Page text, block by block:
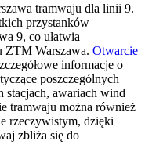
tramwaju dla linii 9.
przystanków
9, co ułatwia
ZTM Warszawa. Otwarcie
informacje o
poszczególnych
stacjach, awariach wind
tramwaju można również
rzeczywistym, dzięki
zbliża się do